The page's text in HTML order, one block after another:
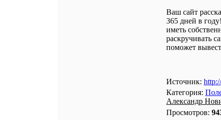
Ваш сайт
365 дней в
иметь
раскручивать
поможет
Источник:
Категория:
Александр
Просмотров: